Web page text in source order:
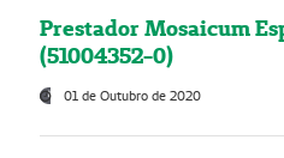
Prestador Mosaicum
(51004352-0)
01 de Outubro de 2020